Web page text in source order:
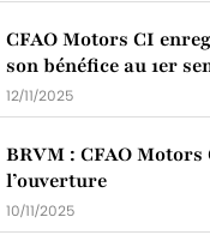
CFAO Motors CI
son bénéfice au 1er
12/11/2025
BRVM : CFAO
l’ouverture
10/11/2025